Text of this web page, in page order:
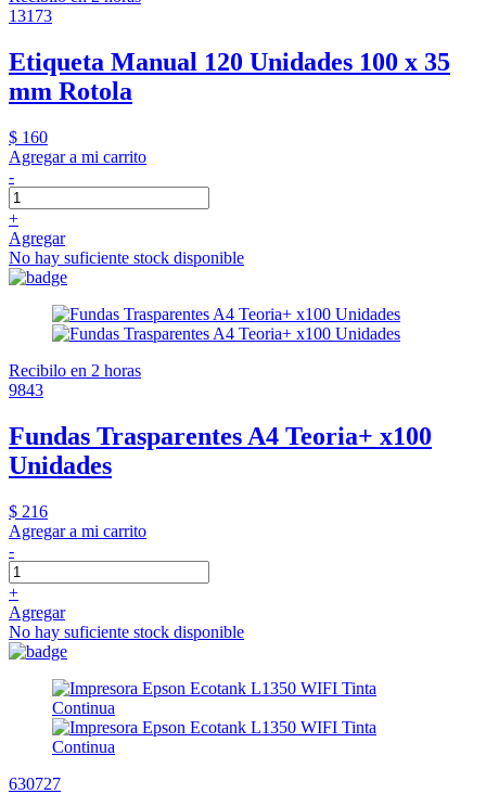
13173
Etiqueta Manual 120 Unidades 100 x 35
mm Rotola
$ 160
Agregar a mi carrito
-
+
Agregar
No hay suficiente stock disponible
Recibilo en 2 horas
9843
Fundas Trasparentes A4 Teoria+ x100
Unidades
$ 216
Agregar a mi carrito
-
+
Agregar
No hay suficiente stock disponible
630727